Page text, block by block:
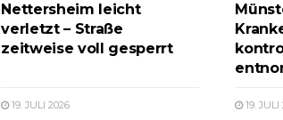
Nettersheim leicht
verletzt – Straße
zeitweise voll gesperrt
19. JULI 2026 19. JULI